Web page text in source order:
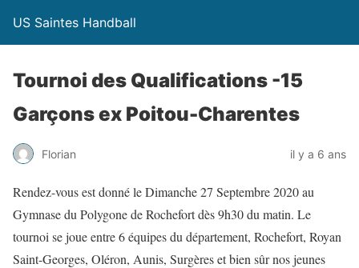
US Saintes Handball
Tournoi des Qualifications -15
Garçons ex Poitou-Charentes
Florian il y a 6 ans
Rendez-vous est donné le Dimanche 27 Septembre 2020 au
Gymnase du Polygone de Rochefort dès 9h30 du matin. Le
tournoi se joue entre 6 équipes du département, Rochefort, Royan
Saint-Georges, Oléron, Aunis, Surgères et bien sûr nos jeunes